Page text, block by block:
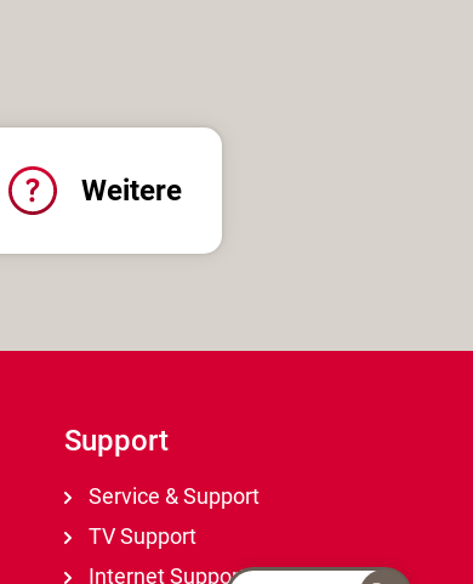
Weitere
Support
Service & Support
TV Support
Internet Support